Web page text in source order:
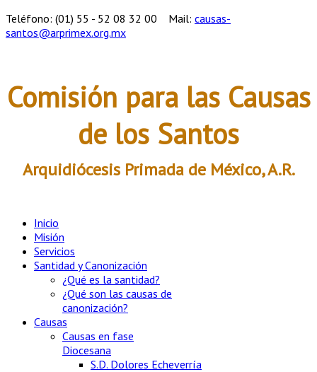
Teléfono: (01) 55 - 52 08 32 00 Mail: causas-
santos@arprimex.org.mx
Comisión para las Causas
de los Santos
Arquidiócesis Primada de México, A.R.
Inicio
Misión
Servicios
Santidad y Canonización
¿Qué es la santidad?
¿Qué son las causas de
canonización?
Causas
Causas en fase
Diocesana
S.D. Dolores Echeverría